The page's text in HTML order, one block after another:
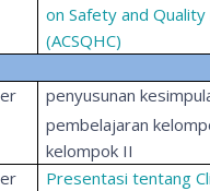
on Safety and
(ACSQHC)
penyusunan
pembelajaran
kelompok II
Presentasi tentang